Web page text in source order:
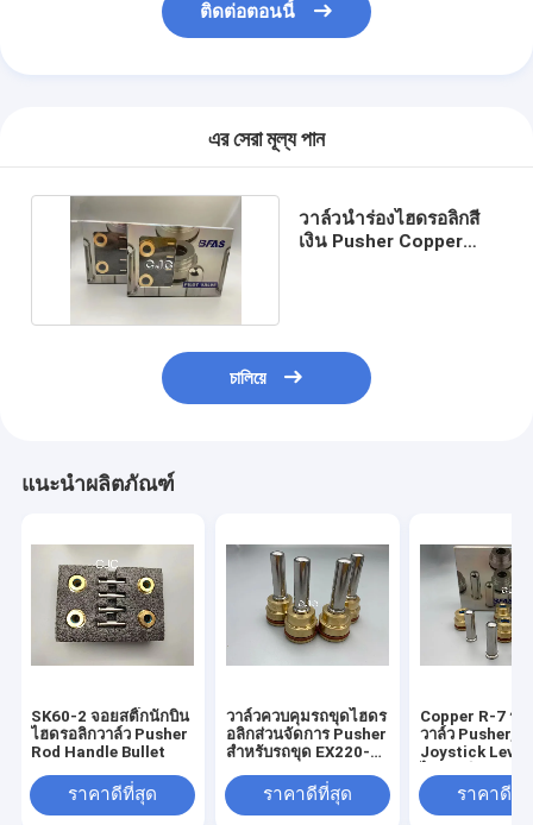
ติดต่อตอนนี้
এর সেরা মূল্য পান
วาล์วนำร่องไฮดรอลิกสี
เงิน Pusher Copper
চালিয়ে
แนะนำผลิตภัณฑ์
SK60-2 จอยสติ๊กนักบิน
ไฮดรอลิกวาล์ว Pusher
Rod Handle Bullet
ราคาดีที่สุด
วาล์วควบคุมรถขุดไฮดร
อลิกส่วนจัดการ Pusher
สำหรับรถขุด EX220-6
ราคาดีที่สุด
Copper R-7 ร
วาล์ว Pusher,
Joystick Lever
ราคาดีที่